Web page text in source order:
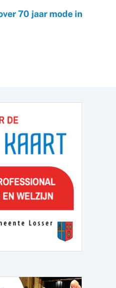
70 jaar mode in